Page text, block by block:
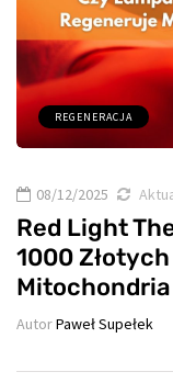
REGENERACJA
08/12/2025
Red Light
1000
AutorPaweł Supełek